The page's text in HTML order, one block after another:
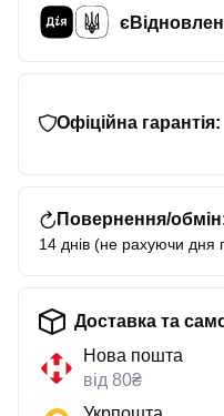
Офіційна гарантія:
Повернення/
14 днів (не рахуючи дня
Доставка та
Нова пошта
від 80₴